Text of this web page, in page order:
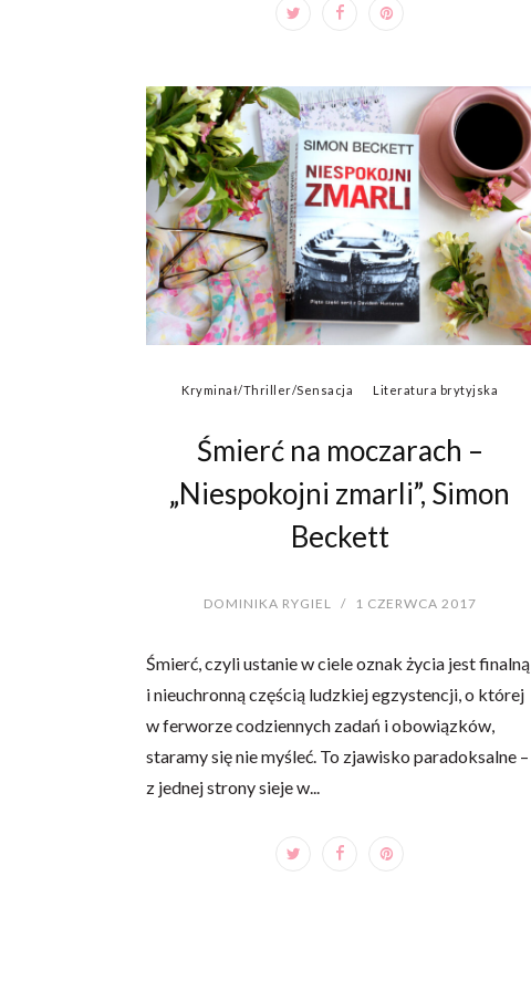
Kryminał/Thriller/Sensacja Literatura brytyjska
Śmierć na moczarach –
„Niespokojni zmarli”, Simon
Beckett
DOMINIKA RYGIEL / 1 CZERWCA 2017
Śmierć, czyli ustanie w ciele oznak życia jest finalną
i nieuchronną częścią ludzkiej egzystencji, o której
w ferworze codziennych zadań i obowiązków,
staramy się nie myśleć. To zjawisko paradoksalne –
z jednej strony sieje w...